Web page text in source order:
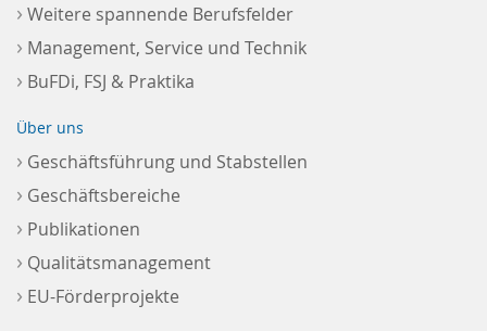
› Weitere spannende Berufsfelder
› Management, Service und Technik
› BuFDi, FSJ & Praktika
Über uns
› Geschäftsführung und Stabstellen
› Geschäftsbereiche
› Publikationen
› Qualitätsmanagement
› EU-Förderprojekte